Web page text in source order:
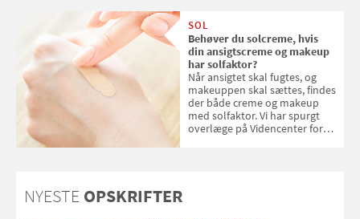
SOL
Behøver du solcreme, hvis
din ansigtscreme og makeup
har solfaktor?
Når ansigtet skal fugtes, og
makeuppen skal sættes, findes
der både creme og makeup
med solfaktor. Vi har spurgt
overlæge på Videncenter for
NYESTE OPSKRIFTER